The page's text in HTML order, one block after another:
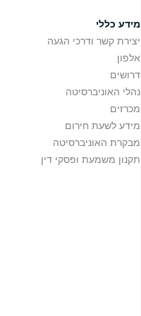
מידע כללי
יצירת קשר ודרכי הגעה
אלפון
דרושים
נהלי האוניברסיטה
מכרזים
מידע לשעת חירום
מבקרת האוניברסיטה
תקנון משמעת ופסקי דין